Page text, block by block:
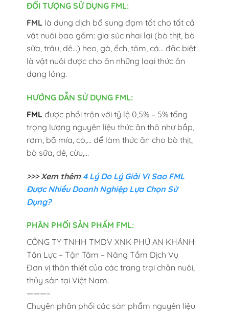
ĐỐI TƯỢNG SỬ DỤNG FML:
FMLlà dung dịch bổ sung đạm tốt cho tất cả
vật nuôi bao gồm: gia súc nhai lại (bò thịt, bò
sữa, trâu, dê…) heo, gà, ếch, tôm, cá… đặc biệt
là vật nuôi được cho ăn những loại thức ăn
dạng lỏng.
HƯỚNG DẪN SỬ DỤNG FML:
FMLđược phối trộn với tỷ lệ 0,5% – 5% tổng
trọng lượng nguyên liệu thức ăn thô như bắp,
rơm, bã mía, cỏ,… để làm thức ăn cho bò thịt,
bò sữa, dê, cừu,…
>>> Xem thêm 4 Lý Do Lý Giải Vì Sao FML
Được Nhiều Doanh Nghiệp Lựa Chọn Sử
Dụng?
PHÂN PHỐI SẢN PHẨM FML:
CÔNG TY TNHH TMDV XNK PHÚ AN KHÁNH
Tận Lực – Tận Tâm – Nâng Tầm Dịch Vụ
Đơn vị thân thiết của các trang trại chăn nuôi,
thủy sản tại Việt Nam.
———–
Chuyên phân phối các sản phẩm nguyên liệu